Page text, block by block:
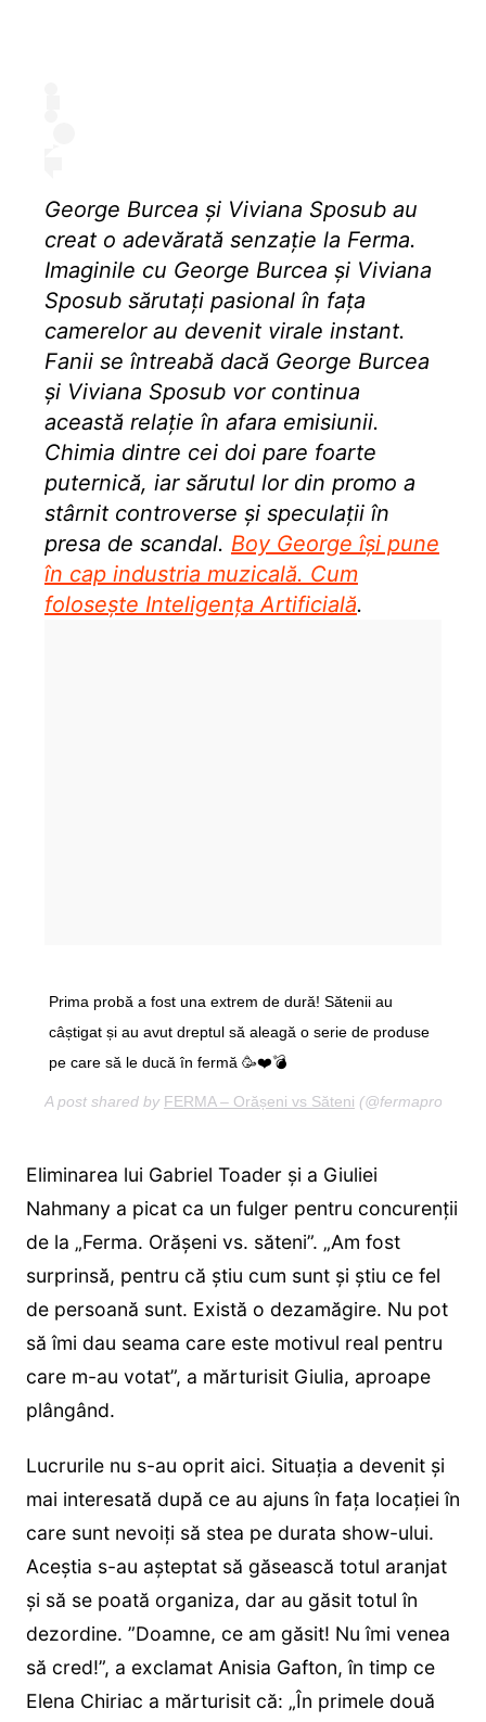
George Burcea și Viviana Sposub au
creat o adevărată senzație la Ferma.
Imaginile cu George Burcea și Viviana
Sposub sărutați pasional în fața
camerelor au devenit virale instant.
Fanii se întreabă dacă George Burcea
și Viviana Sposub vor continua
această relație în afara emisiunii.
Chimia dintre cei doi pare foarte
puternică, iar sărutul lor din promo a
stârnit controverse și speculații în
presa de scandal. Boy George își pune
în cap industria muzicală. Cum
folosește Inteligența Artificială.
Prima probă a fost una extrem de dură! Sătenii au
câștigat și au avut dreptul să aleagă o serie de produse
pe care să le ducă în fermă 🥳❤️💣
A post shared by FERMA – Orășeni vs Săteni (@fermaprotv) on
Eliminarea lui Gabriel Toader și a Giuliei
Nahmany a picat ca un fulger pentru concurenții
de la „Ferma. Orășeni vs. săteni”. „Am fost
surprinsă, pentru că știu cum sunt și știu ce fel
de persoană sunt. Există o dezamăgire. Nu pot
să îmi dau seama care este motivul real pentru
care m-au votat”, a mărturisit Giulia, aproape
plângând.
Lucrurile nu s-au oprit aici. Situația a devenit și
mai interesată după ce au ajuns în fața locației în
care sunt nevoiți să stea pe durata show-ului.
Aceștia s-au așteptat să găsească totul aranjat
și să se poată organiza, dar au găsit totul în
dezordine. ”Doamne, ce am găsit! Nu îmi venea
să cred!”, a exclamat Anisia Gafton, în timp ce
Elena Chiriac a mărturisit că: „În primele două